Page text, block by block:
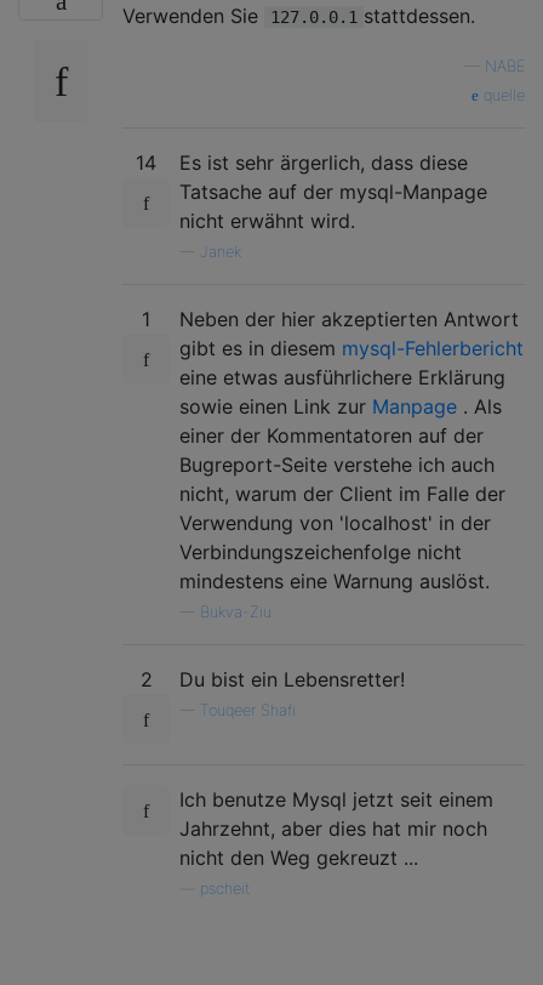
Verwenden Sie
127.0.0.1 stattdessen.
NABE
quelle
14
Es ist sehr ärgerlich, dass diese
Tatsache auf der mysql-Manpage
nicht erwähnt wird.
Janek
1
Neben der hier akzeptierten Antwort
gibt es in diesem mysql-Fehlerbericht
eine etwas ausführlichere Erklärung
sowie einen Link zur Manpage . Als
einer der Kommentatoren auf der
Bugreport-Seite verstehe ich auch
nicht, warum der Client im Falle der
Verwendung von 'localhost' in der
Verbindungszeichenfolge nicht
mindestens eine Warnung auslöst.
Bukva-Ziu
2 Du bist ein Lebensretter!
Touqeer Shafi
Ich benutze Mysql jetzt seit einem
Jahrzehnt, aber dies hat mir noch
nicht den Weg gekreuzt ...
pscheit